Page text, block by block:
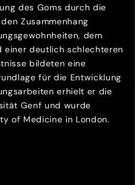
des Goms durch die
Zusammenhang
dem
einer deutlich schlechteren
bildeten eine
für die Entwicklung
erhielt er die
Genf und wurde
of Medicine in London.